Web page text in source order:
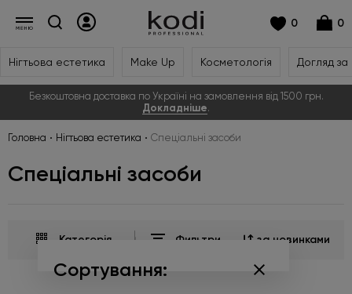
0 0
Нігтьова естетика Make Up Косметологія Догляд
Безкоштовна доставка по Україні на замовлення від 1500 грн.
Докладніше.
Головна Нігтьова естетика Спеціальні засоби
Спеціальні засоби
Категорія Фильтри за новинками
Сортування: